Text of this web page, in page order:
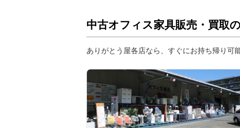
中古オフィス家具販売・買取
ありがとう屋各店なら、すぐにお持ち帰り可